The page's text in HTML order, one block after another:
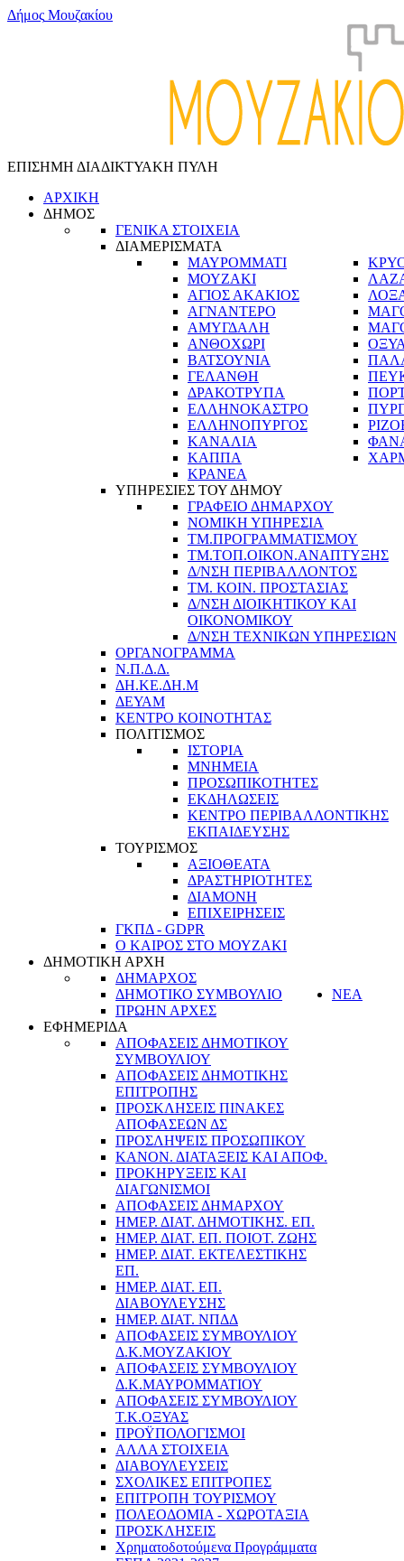
Δήμος Μουζακίου
ΕΠΙΣΗΜΗ ΔΙΑΔΙΚΤΥΑΚΗ ΠΥΛΗ
ΑΡΧΙΚΗ
ΔΗΜΟΣ
ΓΕΝΙΚΑ ΣΤΟΙΧΕΙΑ
ΔΙΑΜΕΡΙΣΜΑΤΑ
ΜΑΥΡΟΜΜΑΤΙ
ΜΟΥΖΑΚΙ
ΑΓΙΟΣ ΑΚΑΚΙΟΣ
ΑΓΝΑΝΤΕΡΟ
ΑΜΥΓΔΑΛΗ
ΑΝΘΟΧΩΡΙ
ΒΑΤΣΟΥΝΙΑ
ΓΕΛΑΝΘΗ
ΔΡΑΚΟΤΡΥΠΑ
ΕΛΛΗΝΟΚΑΣΤΡΟ
ΕΛΛΗΝΟΠΥΡΓΟΣ
ΚΑΝΑΛΙΑ
ΚΑΠΠΑ
ΚΡΑΝΕΑ
ΥΠΗΡΕΣΙΕΣ ΤΟΥ ΔΗΜΟΥ
ΓΡΑΦΕΙΟ ΔΗΜΑΡΧΟΥ
ΝΟΜΙΚΗ ΥΠΗΡΕΣΙΑ
ΤΜ.ΠΡΟΓΡΑΜΜΑΤΙΣΜΟΥ
ΤΜ.ΤΟΠ.ΟΙΚΟΝ.ΑΝΑΠΤΥΞΗΣ
Δ/ΝΣΗ ΠΕΡΙΒΑΛΛΟΝΤΟΣ
ΤΜ. ΚΟΙΝ. ΠΡΟΣΤΑΣΙΑΣ
Δ/ΝΣΗ ΔΙΟΙΚΗΤΙΚΟΥ ΚΑΙ
ΟΙΚΟΝΟΜΙΚΟΥ
Δ/ΝΣΗ ΤΕΧΝΙΚΩΝ ΥΠΗΡΕΣΙΩΝ
ΟΡΓΑΝΟΓΡΑΜΜΑ
Ν.Π.Δ.Δ.
ΔΗ.ΚΕ.ΔΗ.Μ
ΔΕΥΑΜ
ΚΕΝΤΡΟ ΚΟΙΝΟΤΗΤΑΣ
ΠΟΛΙΤΙΣΜΟΣ
ΙΣΤΟΡΙΑ
ΜΝΗΜΕΙΑ
ΠΡΟΣΩΠΙΚΟΤΗΤΕΣ
ΕΚΔΗΛΩΣΕΙΣ
ΚΕΝΤΡΟ ΠΕΡΙΒΑΛΛΟΝΤΙΚΗΣ
ΕΚΠΑΙΔΕΥΣΗΣ
ΤΟΥΡΙΣΜΟΣ
ΑΞΙΟΘΕΑΤΑ
ΔΡΑΣΤΗΡΙΟΤΗΤΕΣ
ΔΙΑΜΟΝΗ
ΕΠΙΧΕΙΡΗΣΕΙΣ
ΓΚΠΔ - GDPR
Ο ΚΑΙΡΟΣ ΣΤΟ ΜΟΥΖΑΚΙ
ΔΗΜΟΤΙΚΗ ΑΡΧΗ
ΔΗΜΑΡΧΟΣ
ΔΗΜΟΤΙΚΟ ΣΥΜΒΟΥΛΙΟ
ΠΡΩΗΝ ΑΡΧΕΣ
ΝΕΑ
ΕΦΗΜΕΡΙΔΑ
ΑΠΟΦΑΣΕΙΣ ΔΗΜΟΤΙΚΟΥ
ΣΥΜΒΟΥΛΙΟΥ
ΑΠΟΦΑΣΕΙΣ ΔΗΜΟΤΙΚΗΣ
ΕΠΙΤΡΟΠΗΣ
ΠΡΟΣΚΛΗΣΕΙΣ ΠΙΝΑΚΕΣ
ΑΠΟΦΑΣΕΩΝ ΔΣ
ΠΡΟΣΛΗΨΕΙΣ ΠΡΟΣΩΠΙΚΟΥ
ΚΑΝΟΝ. ΔΙΑΤΑΞΕΙΣ ΚΑΙ ΑΠΟΦ.
ΠΡΟΚΗΡΥΞΕΙΣ ΚΑΙ
ΔΙΑΓΩΝΙΣΜΟΙ
ΑΠΟΦΑΣΕΙΣ ΔΗΜΑΡΧΟΥ
ΗΜΕΡ. ΔΙΑΤ. ΔΗΜΟΤΙΚΗΣ. ΕΠ.
ΗΜΕΡ. ΔΙΑΤ. ΕΠ. ΠΟΙOΤ. ΖΩΗΣ
ΗΜΕΡ. ΔΙΑΤ. ΕΚΤΕΛΕΣΤΙΚΗΣ
ΕΠ.
ΗΜΕΡ. ΔΙΑΤ. ΕΠ.
ΔΙΑΒΟΥΛΕΥΣΗΣ
ΗΜΕΡ. ΔΙΑΤ. ΝΠΔΔ
ΑΠΟΦΑΣΕΙΣ ΣΥΜΒΟΥΛΙΟΥ
Δ.Κ.ΜΟΥΖΑΚΙΟΥ
ΑΠΟΦΑΣΕΙΣ ΣΥΜΒΟΥΛΙΟΥ
Δ.Κ.ΜΑΥΡΟΜΜΑΤΙΟΥ
ΑΠΟΦΑΣΕΙΣ ΣΥΜΒΟΥΛΙΟΥ
Τ.Κ.ΟΞΥΑΣ
ΠΡΟΫΠΟΛΟΓΙΣΜΟΙ
ΑΛΛΑ ΣΤΟΙΧΕΙΑ
ΔΙΑΒΟΥΛΕΥΣΕΙΣ
ΣΧΟΛΙΚΕΣ ΕΠΙΤΡΟΠΕΣ
ΕΠΙΤΡΟΠΗ ΤΟΥΡΙΣΜΟΥ
ΠΟΛΕΟΔΟΜΙΑ - ΧΩΡΟΤΑΞΙΑ
ΠΡΟΣΚΛΗΣΕΙΣ
Χρηματοδοτούμενα Προγράμματα